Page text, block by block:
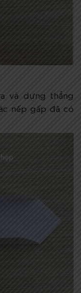
và dựng thẳng
nếp gấp đã có